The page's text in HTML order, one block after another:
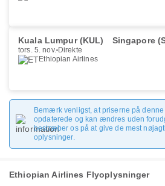
Kuala Lumpur (KUL) Singapore
tors. 5. nov. Direkte
Ethiopian Airlines
Bemærk venligst, at priserne på
opdaterede og kan ændres uden
bestræber os på at give de mest
oplysninger.
Ethiopian Airlines Flyoplysninger